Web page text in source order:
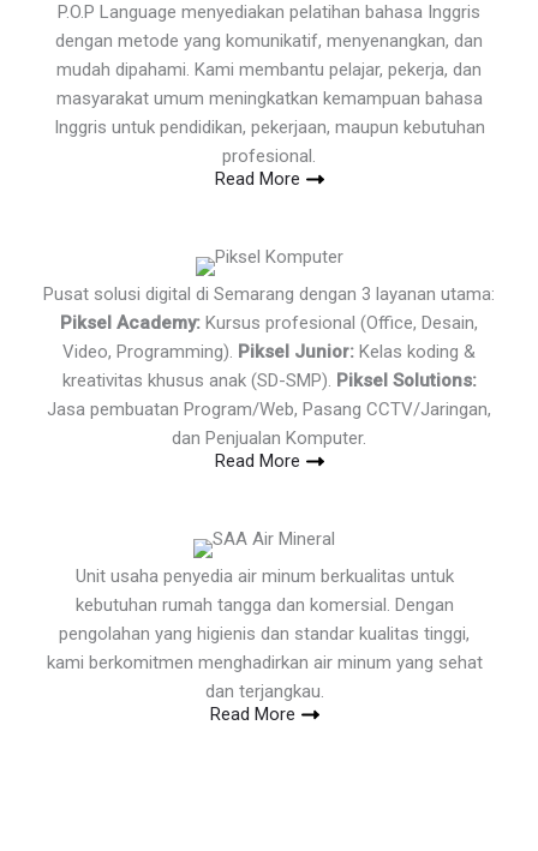
P.O.P Language menyediakan pelatihan bahasa Inggris
dengan metode yang komunikatif, menyenangkan, dan
mudah dipahami. Kami membantu pelajar, pekerja, dan
masyarakat umum meningkatkan kemampuan bahasa
Inggris untuk pendidikan, pekerjaan, maupun kebutuhan
profesional.
Read More
Pusat solusi digital di Semarang dengan 3 layanan utama:
Piksel Academy: Kursus profesional (Office, Desain,
Video, Programming). Piksel Junior: Kelas koding &
kreativitas khusus anak (SD-SMP). Piksel Solutions:
Jasa pembuatan Program/Web, Pasang CCTV/Jaringan,
dan Penjualan Komputer.
Read More
Unit usaha penyedia air minum berkualitas untuk
kebutuhan rumah tangga dan komersial. Dengan
pengolahan yang higienis dan standar kualitas tinggi,
kami berkomitmen menghadirkan air minum yang sehat
dan terjangkau.
Read More